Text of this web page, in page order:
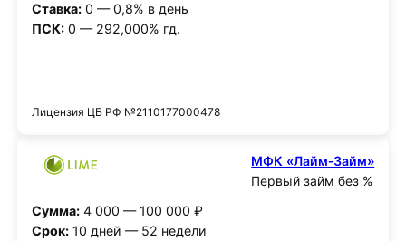
Ставка:0 — 0,8% в день
ПСК:0 — 292,000% гд.
Лицензия ЦБ РФ №2110177000478
МФК «Лайм‑Займ»
Первый займ без %
Сумма:4 000 — 100 000 ₽
Срок:10 дней — 52 недели